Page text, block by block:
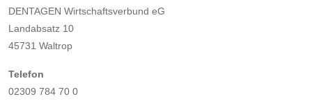
DENTAGEN Wirtschaftsverbund eG
Landabsatz 10
45731 Waltrop
Telefon
02309 784 70 0